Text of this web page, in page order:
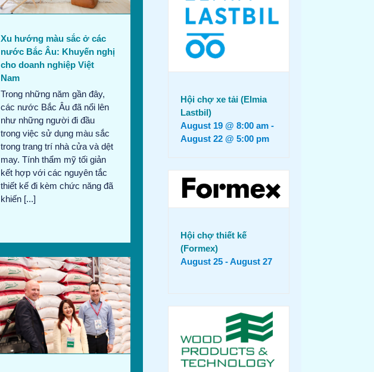
Xu hướng màu sắc ở các
nước Bắc Âu: Khuyến nghị
cho doanh nghiệp Việt
Nam
Trong những năm gần đây,
các nước Bắc Âu đã nổi lên
như những người đi đầu
trong việc sử dụng màu sắc
trong trang trí nhà cửa và dệt
may. Tính thẩm mỹ tối giản
kết hợp với các nguyên tắc
thiết kế đi kèm chức năng đã
khiến [...]
Hội chợ xe tải (Elmia
Lastbil)
August 19 @ 8:00 am -
August 22 @ 5:00 pm
Hội chợ thiết kế
(Formex)
August 25 -August 27